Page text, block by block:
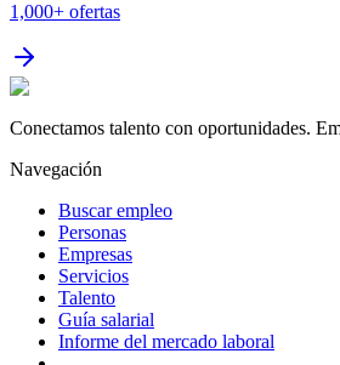
1,000+ ofertas
Conectamos talento con oportunidades.
Navegación
Buscar empleo
Personas
Empresas
Servicios
Talento
Guía salarial
Informe del mercado laboral